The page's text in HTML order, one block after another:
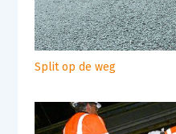
Split op de weg